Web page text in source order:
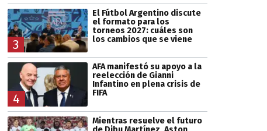
3
El Fútbol Argentino discute
el formato para los
torneos 2027: cuáles son
los cambios que se viene
4
AFA manifestó su apoyo a la
reelección de Gianni
Infantino en plena crisis de
FIFA
Mientras resuelve el futuro